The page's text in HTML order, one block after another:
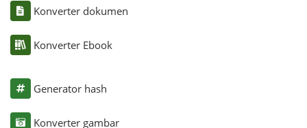
Konverter dokumen
Konverter Ebook
Generator hash
Konverter gambar